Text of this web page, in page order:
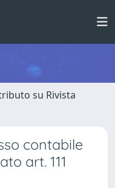
su Rivista
contabile
art. 111